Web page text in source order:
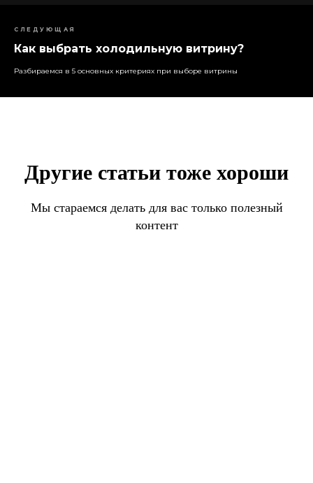
СЛЕДУЮЩАЯ
Как выбрать холодильную витрину?
Разбираемся в 5 основных критериях при выборе витрины
Другие статьи тоже хороши
Мы стараемся делать для вас только полезный
контент